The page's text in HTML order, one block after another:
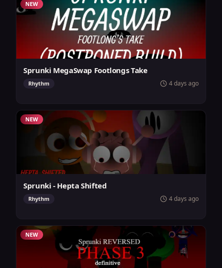
NEW
Sprunki MegaSwap Footlongs Take
Rhythm 4 days ago
NEW
Sprunki - Hepta Shifted
Rhythm 4 days ago
NEW